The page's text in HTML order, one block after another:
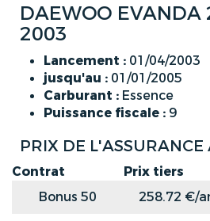
DAEWOO EVANDA
2003
Lancement : 01/04/2003
jusqu'au : 01/01/2005
Carburant : Essence
Puissance fiscale : 9
PRIX DE L'ASSURANCE
Contrat Prix tiers
Bonus 50
258.72 €/